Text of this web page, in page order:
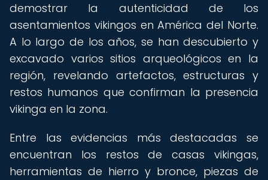
demostrar la autenticidad de los
asentamientos vikingos en América del Norte.
A lo largo de los años, se han descubierto y
excavado varios sitios arqueológicos en la
región, revelando artefactos, estructuras y
restos humanos que confirman la presencia
vikinga en la zona.
Entre las evidencias más destacadas se
encuentran los restos de casas vikingas,
herramientas de hierro y bronce, piezas de